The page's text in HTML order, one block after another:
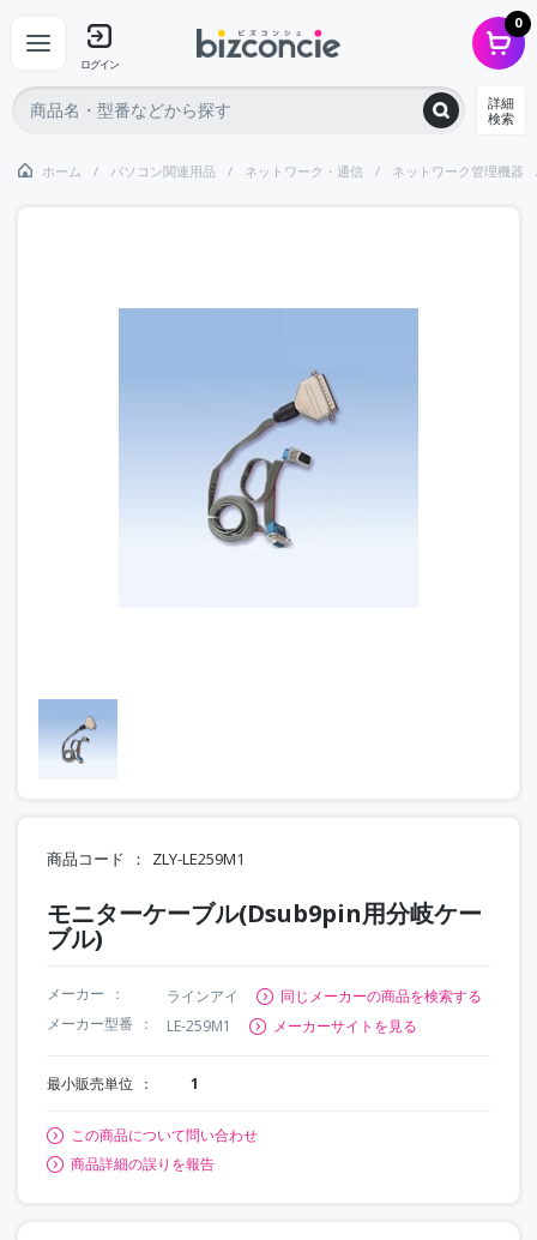
ログイン
0
詳細
検索
ホーム パソコン関連用品 ネットワーク・通信 ネットワーク管理機器
商品コード ZLY-LE259M1
モニターケーブル(Dsub9pin用分岐ケー
ブル)
メーカー ラインアイ
同じメーカーの商品を検索する
メーカー型番
LE-259M1 メーカーサイトを見る
最小販売単位 1
この商品について問い合わせ
商品詳細の誤りを報告